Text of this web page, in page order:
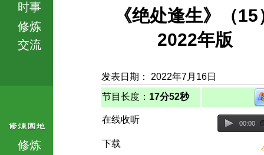
时事
修炼
交流
修炼
《绝处逢生》（15
2022年版
发表日期： 2022年7月16日
节目长度： 17分52秒
在线收听 00:00
下载